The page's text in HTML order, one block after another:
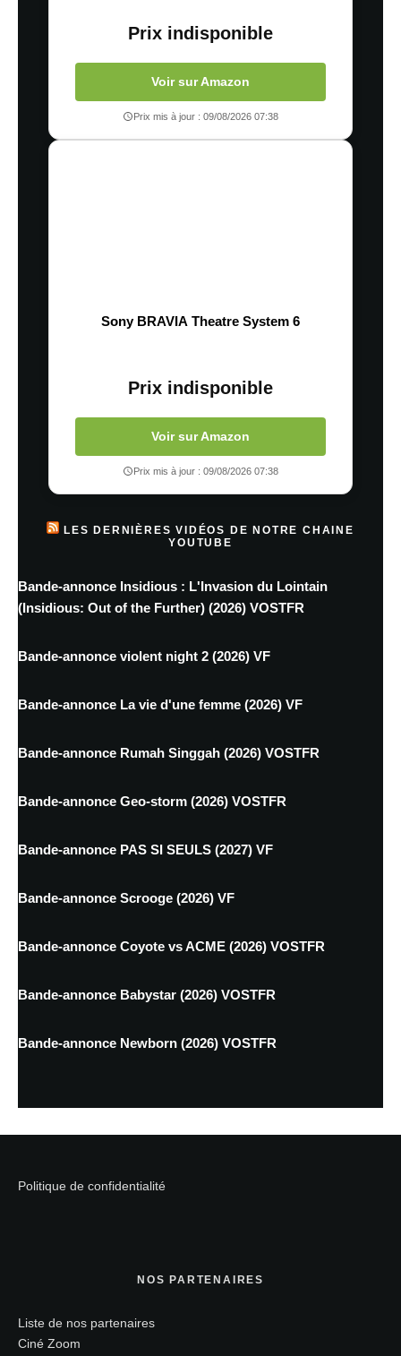
Prix indisponible
Voir sur Amazon
Prix mis à jour : 09/08/2026 07:38
Sony BRAVIA Theatre System 6
Prix indisponible
Voir sur Amazon
Prix mis à jour : 09/08/2026 07:38
LES DERNIÈRES VIDÉOS DE NOTRE CHAINE
YOUTUBE
Bande-annonce Insidious : L'Invasion du Lointain
(Insidious: Out of the Further) (2026) VOSTFR
Bande-annonce violent night 2 (2026) VF
Bande-annonce La vie d'une femme (2026) VF
Bande-annonce Rumah Singgah (2026) VOSTFR
Bande-annonce Geo-storm (2026) VOSTFR
Bande-annonce PAS SI SEULS (2027) VF
Bande-annonce Scrooge (2026) VF
Bande-annonce Coyote vs ACME (2026) VOSTFR
Bande-annonce Babystar (2026) VOSTFR
Bande-annonce Newborn (2026) VOSTFR
Politique de confidentialité
NOS PARTENAIRES
Liste de nos partenaires
Ciné Zoom